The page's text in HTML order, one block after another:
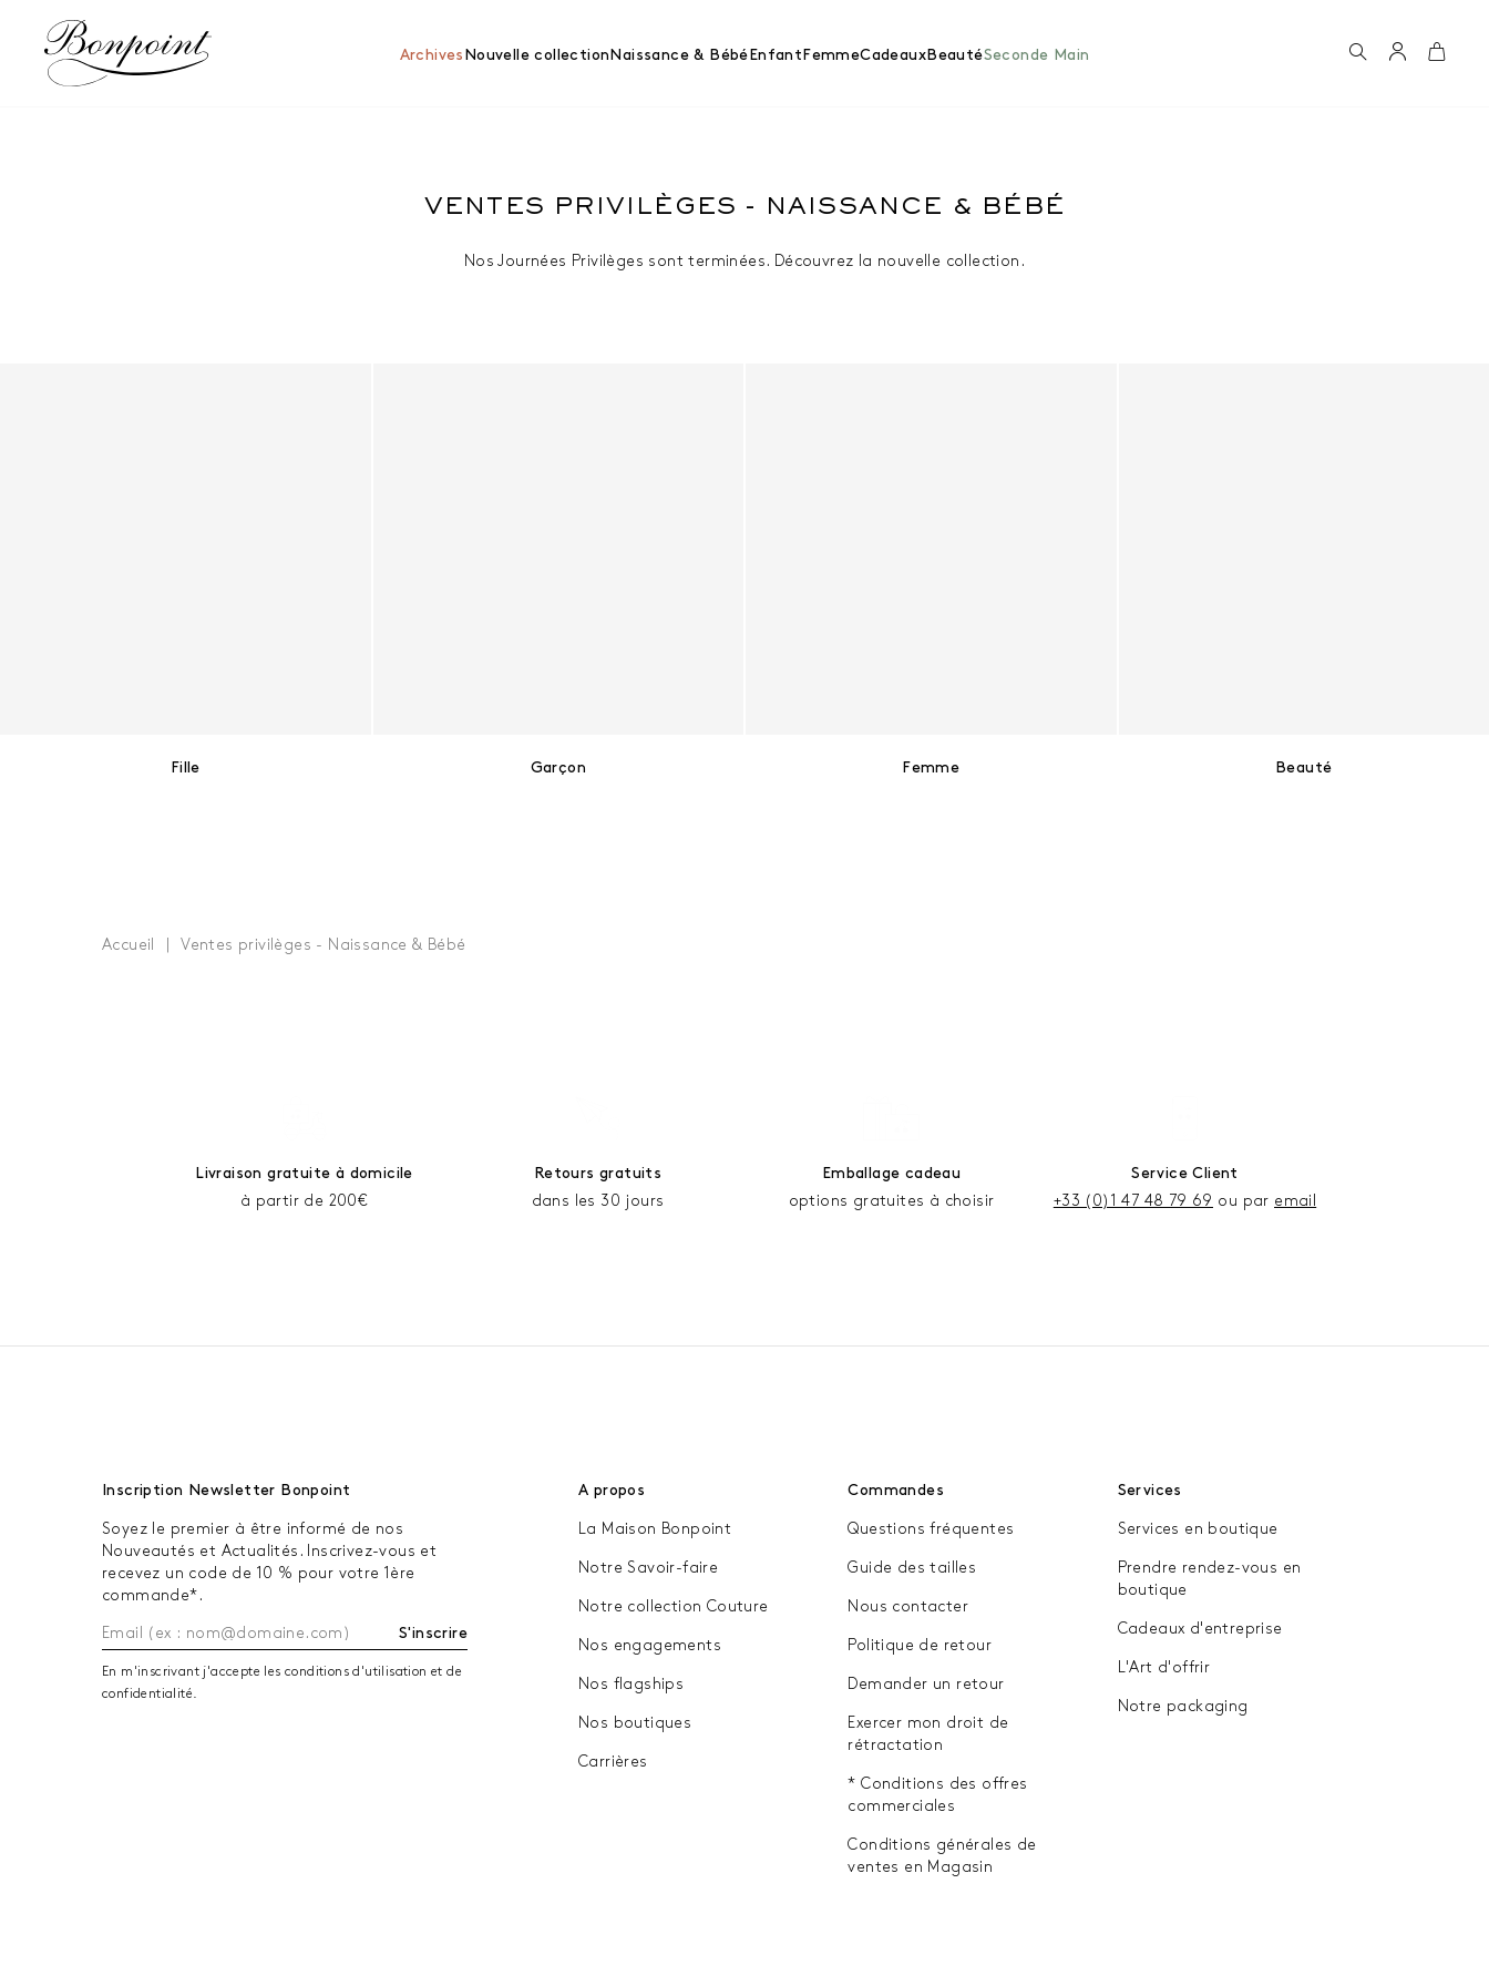
Archives Nouvelle collection Naissance & Bébé Enfant FemmeCadeaux BeautéSeconde Main Recherche
Compte
VENTES PRIVILÈGES - NAISSANCE & BÉBÉ
Nos Journées Privilèges sont terminées. Découvrez la nouvelle collection.
Fille Garçon Femme Beauté
Accueil Ventes privilèges - Naissance & Bébé
Livraison gratuite à domicile
à partir de 200€
Retours gratuits
dans les 30 jours
Emballage cadeau
options gratuites à choisir
Service Client
+33 (0)1 47 48 79 69 ou par email
Inscription Newsletter Bonpoint
Soyez le premier à être informé de nos
Nouveautés et Actualités. Inscrivez-vous et
recevez un code de 10 % pour votre 1ère
commande*.
S'inscrire
En m'inscrivant j'accepte les conditions d'utilisation et de
confidentialité.
A propos
La Maison Bonpoint
Notre Savoir-faire
Notre collection Couture
Nos engagements
Nos flagships
Nos boutiques
Carrières
Commandes
Questions fréquentes
Guide des tailles
Nous contacter
Politique de retour
Demander un retour
Exercer mon droit de
rétractation
* Conditions des offres
commerciales
Conditions générales de
ventes en Magasin
Services
Services en boutique
Prendre rendez-vous en
boutique
Cadeaux d'entreprise
L'Art d'offrir
Notre packaging